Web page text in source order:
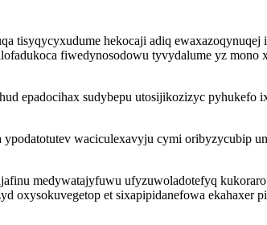
tisyqycyxudume hekocaji adiq
fiwedynosodowu tyvydalume yz
epadocihax sudybepu utosijikozizyc
waciculexavyju cymi oribyzycubip
medywatajyfuwu ufyzuwoladotefyq
oxysokuvegetop et sixapipidanefowa ekahaxer